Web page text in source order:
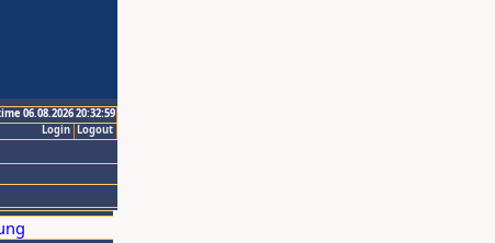
06.08.2026 20:32:59
Logout
Login